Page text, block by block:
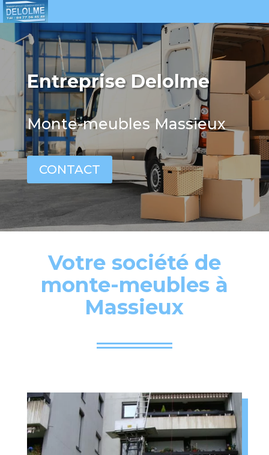
Entreprise Delolme
Monte-meubles Massieux
CONTACT
Votre société de
monte-meubles à
Massieux